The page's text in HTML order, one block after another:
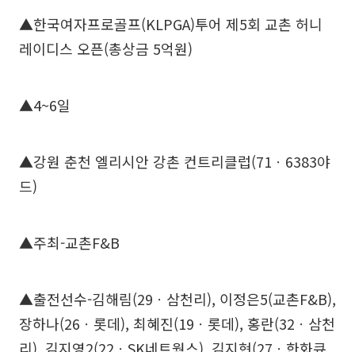
▲한국여자프로골프(KLPGA)투어 제5회 교촌 허니
레이디스 오픈(총상금 5억원)
▲4~6일
▲강원 춘천 엘리시안 강촌 컨트리클럽(71ㆍ6383야
드)
▲주최-교촌F&B
▲출전선수-김해림(29ㆍ삼천리), 이정은5(교촌F&B),
장하나(26ㆍ롯데), 최혜진(19ㆍ롯데), 홍란(32ㆍ삼천